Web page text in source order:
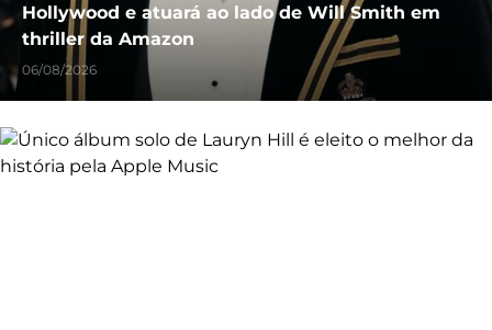
Hollywood e atuará ao lado de Will Smith em
thriller da Amazon
06/08/2026